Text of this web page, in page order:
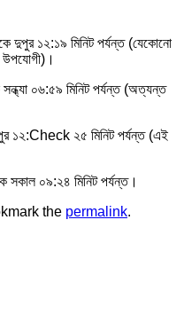
দুপুর ১২:১৯ মিনিট পর্যন্ত (যেকোনো
০৬:৫৯ মিনিট পর্যন্ত (অত্যন্ত
১২:Check ২৫ মিনিট পর্যন্ত (এই
সকাল ০৯:২৪ মিনিট পর্যন্ত।
the permalink.